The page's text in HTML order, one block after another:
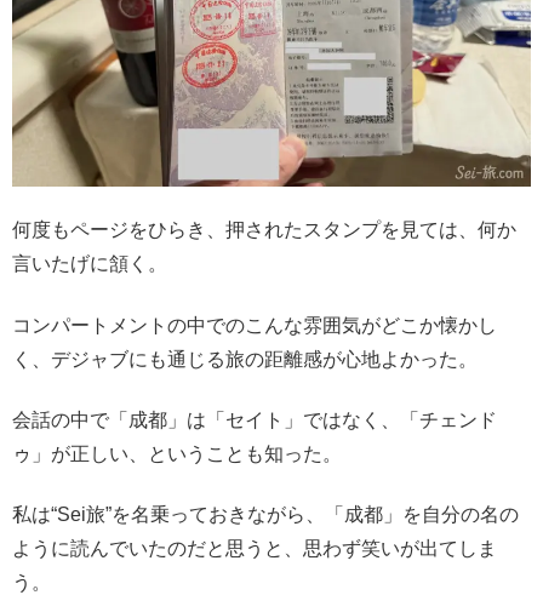
何度もページをひらき、押されたスタンプを見ては、何か
言いたげに頷く。
コンパートメントの中でのこんな雰囲気がどこか懐かし
く、デジャブにも通じる旅の距離感が心地よかった。
会話の中で「成都」は「セイト」ではなく、「チェンド
ゥ」が正しい、ということも知った。
私は“Sei旅”を名乗っておきながら、「成都」を自分の名の
ように読んでいたのだと思うと、思わず笑いが出てしま
う。